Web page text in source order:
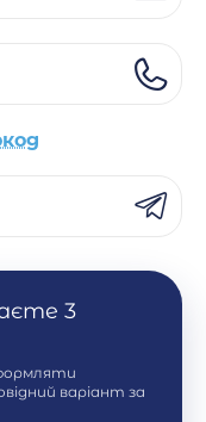
3
варіант за